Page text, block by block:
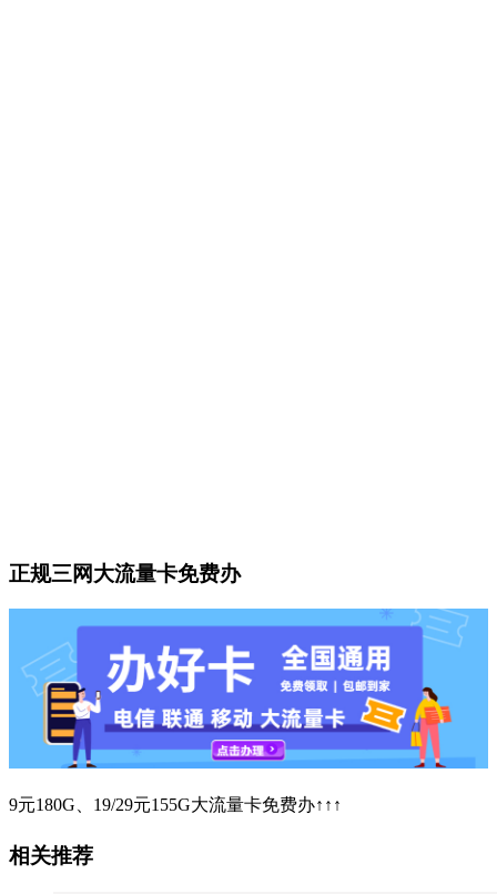
正规三网大流量卡免费办
9元180G、19/29元155G大流量卡免费办↑↑↑
相关推荐